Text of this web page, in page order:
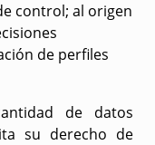
control; al origen
de perfiles
de datos
su derecho de